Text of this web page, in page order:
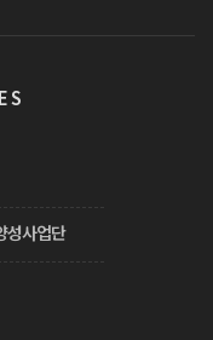
성사업단